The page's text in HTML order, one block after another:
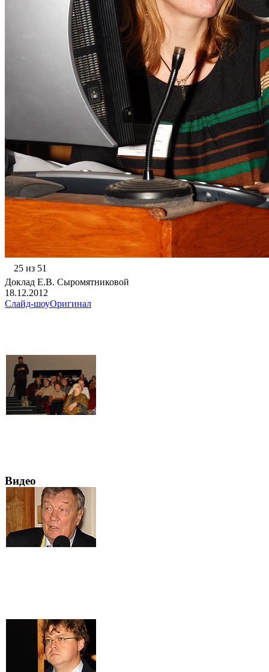
25 из 51
Доклад Е.В. Сыромятниковой
18.12.2012
Слайд-шоуОригинал
Видео